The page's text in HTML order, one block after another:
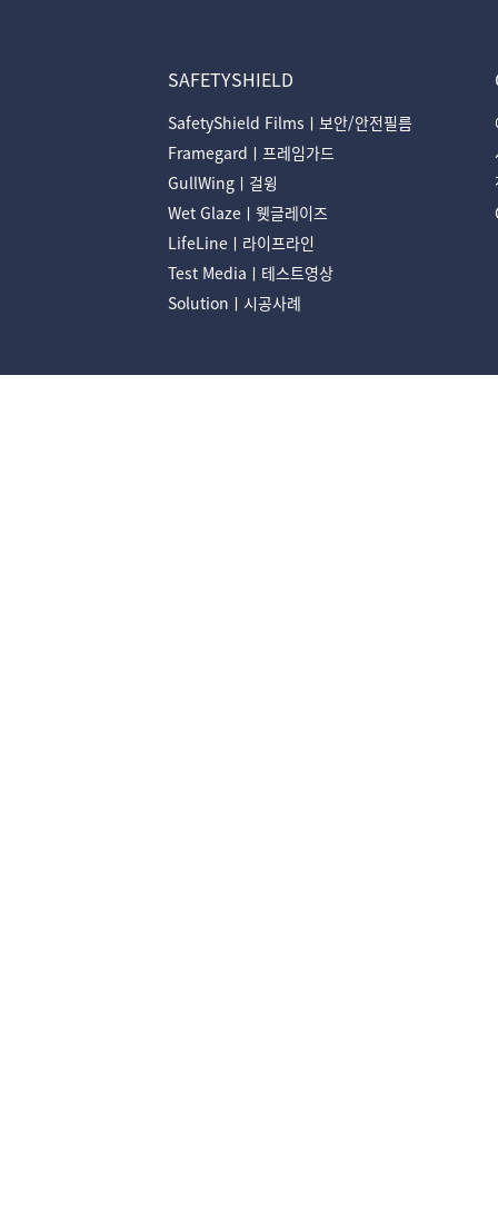
SAFETYSHIELD
SafetyShield Filmsㅣ보안/안전필름
Framegardㅣ프레임가드
GullWingㅣ걸윙
Wet Glazeㅣ웻글레이즈
LifeLineㅣ라이프라인
Test Mediaㅣ테스트영상
Solutionㅣ시공사례